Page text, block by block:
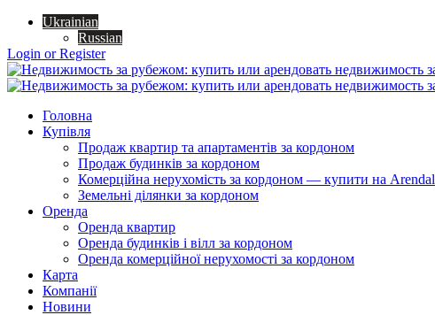
Ukrainian
Russian
Login or Register
Головна
Купівля
Продаж квартир та апартаментів за кордоном
Продаж будинків за кордоном
Комерційна нерухомість за кордоном — купити на Arendal
Земельні ділянки за кордоном
Оренда
Оренда квартир
Оренда будинків і вілл за кордоном
Оренда комерційної нерухомості за кордоном
Карта
Компанії
Новини